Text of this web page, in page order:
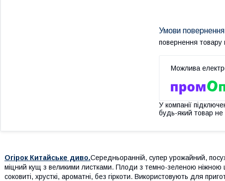
повернення товару
У компанії
будь-який товар
Огірок Китайське диво.Середньоранній, супер урожайний,
міцний кущ з великими листками. Плоди з темно-зеленою ніжною
соковиті, хрусткі, ароматні, без гіркоти. Використовують для